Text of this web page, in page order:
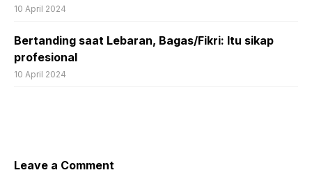
10 April 2024
Bertanding saat Lebaran, Bagas/Fikri: Itu sikap
profesional
10 April 2024
Leave a Comment